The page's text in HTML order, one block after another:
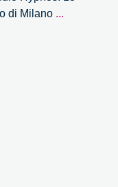
di Milano ...